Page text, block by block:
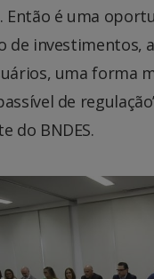
Então é uma
de investimentos,
uma forma
de
do BNDES.